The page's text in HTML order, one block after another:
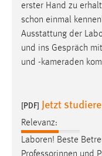
erster Hand zu
schon einmal
Ausstattung der
und ins Gespräch
und -kameraden
[PDF] Jetzt
Relevanz:
Laboren! Beste